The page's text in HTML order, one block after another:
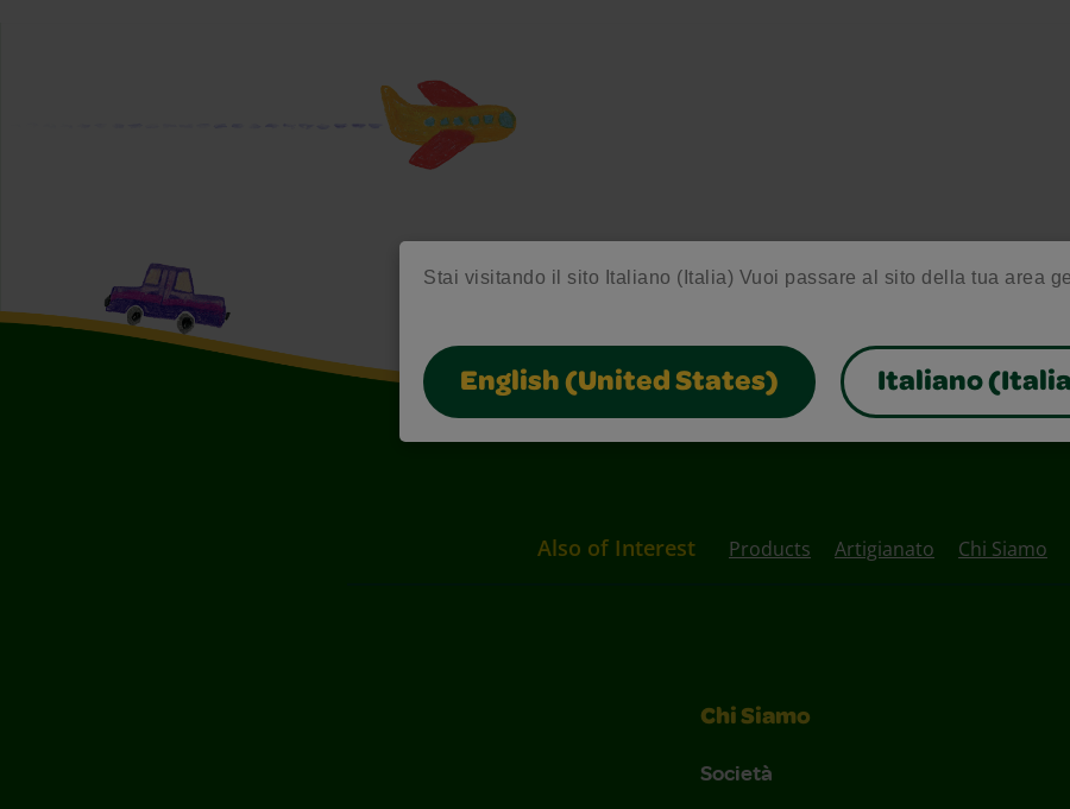
Stai visitando il sito Italiano (Italia) Vuoi passare al sito della tua area
English (United States) Italiano
Also of Interest Products Artigianato Chi Siamo
Chi Siamo
Società